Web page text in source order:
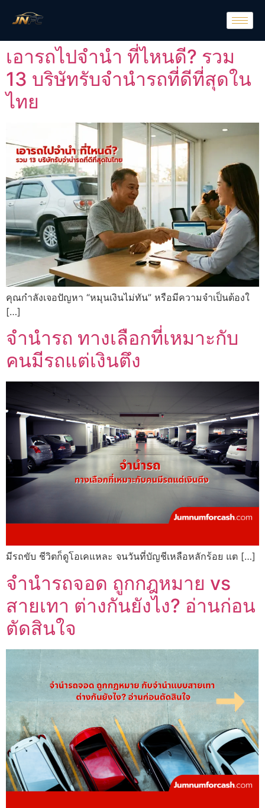
เอารถไปจำนำ ที่ไหนดี? รวม
13 บริษัทรับจำนำรถที่ดีที่สุดใน
ไทย
คุณกำลังเจอปัญหา “หมุนเงินไม่ทัน” หรือมีความจำเป็นต้องใ
[…]
จำนำรถ ทางเลือกที่เหมาะกับ
คนมีรถแต่เงินตึง
มีรถขับ ชีวิตก็ดูโอเคแหละ จนวันที่บัญชีเหลือหลักร้อย แต […]
จำนำรถจอด ถูกกฎหมาย vs
สายเทา ต่างกันยังไง? อ่านก่อน
ตัดสินใจ